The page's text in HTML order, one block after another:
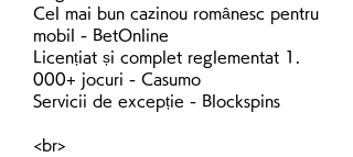
Cel mai bun cazinou românesc pentru
mobil - BetOnline
Licențiat și complet reglementat 1.
000+ jocuri - Casumo
Servicii de excepție - Blockspins
<br>